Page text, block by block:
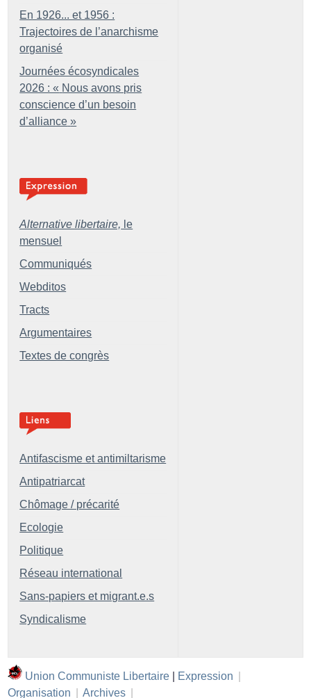
En 1926... et 1956 :
Trajectoires de l’anarchisme
organisé
Journées écosyndicales
2026 : « Nous avons pris
conscience d’un besoin
d’alliance »
Alternative libertaire, le
mensuel
Communiqués
Webditos
Tracts
Argumentaires
Textes de congrès
Antifascisme et antimiltarisme
Antipatriarcat
Chômage / précarité
Ecologie
Politique
Réseau international
Sans-papiers et migrant.e.s
Syndicalisme
Union Communiste Libertaire Expression
Organisation
Archives